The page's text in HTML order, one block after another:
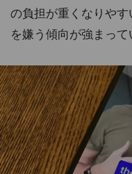
の負担が重くなりや
を嫌う傾向が強まって